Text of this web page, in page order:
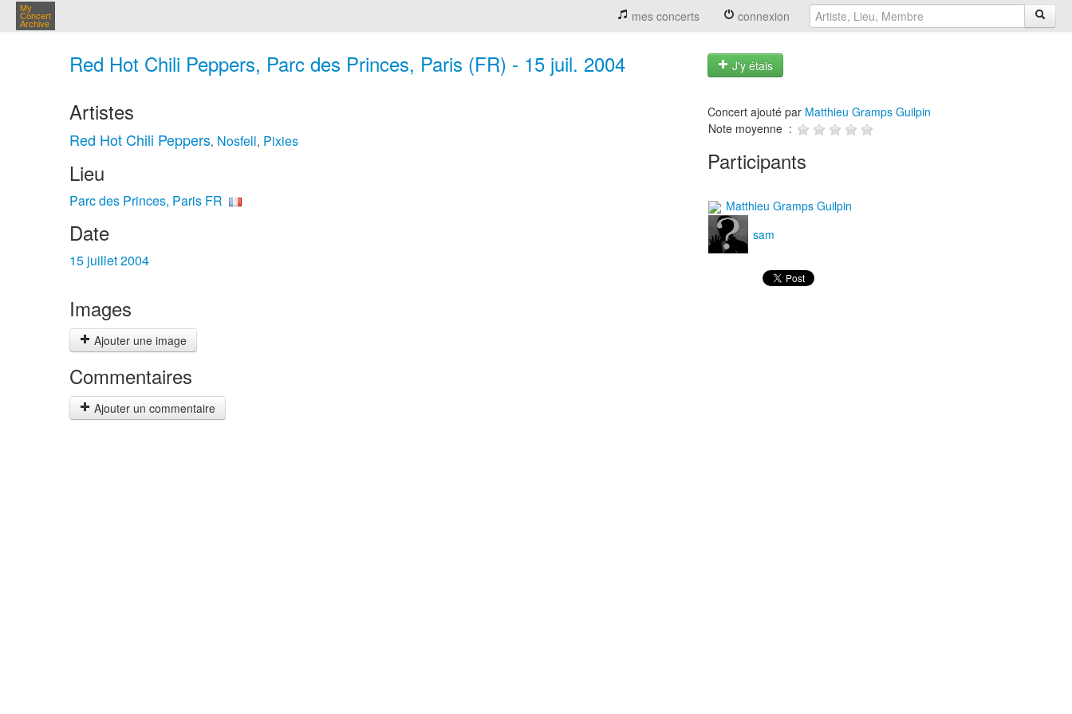
My
Concert
Archive
mes concerts connexion
Red Hot Chili Peppers, Parc des Princes, Paris (FR) - 15 juil. 2004 J'y étais
Artistes
Red Hot Chili Peppers, Nosfell, Pixies
Lieu
Parc des Princes, Paris FR
Date
15 juillet 2004
Images
Ajouter une image
Commentaires
Ajouter un commentaire
Concert ajouté par Matthieu Gramps Guilpin
Note moyenne :
Participants
Matthieu Gramps Guilpin
sam